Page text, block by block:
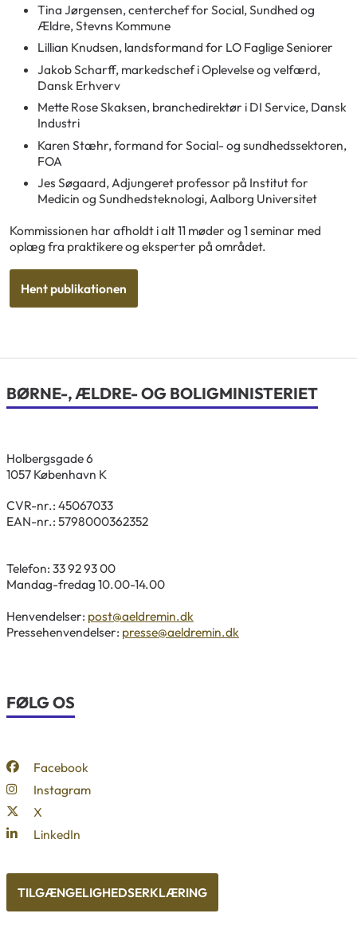
Tina Jørgensen, centerchef for Social, Sundhed og
Ældre, Stevns Kommune
Lillian Knudsen, landsformand for LO Faglige Seniorer
Jakob Scharff, markedschef i Oplevelse og velfærd,
Dansk Erhverv
Mette Rose Skaksen, branchedirektør i DI Service, Dansk
Industri
Karen Stæhr, formand for Social- og sundhedssektoren,
FOA
Jes Søgaard, Adjungeret professor på Institut for
Medicin og Sundhedsteknologi, Aalborg Universitet
Kommissionen har afholdt i alt 11 møder og 1 seminar med
oplæg fra praktikere og eksperter på området.
Hent publikationen
BØRNE-, ÆLDRE- OG BOLIGMINISTERIET
Holbergsgade 6
1057 København K
CVR-nr.: 45067033
EAN-nr.: 5798000362352
Telefon: 33 92 93 00
Mandag-fredag 10.00-14.00
Henvendelser: post@aeldremin.dk
Pressehenvendelser: presse@aeldremin.dk
FØLG OS
Facebook
Instagram
X
LinkedIn
TILGÆNGELIGHEDSERKLÆRING